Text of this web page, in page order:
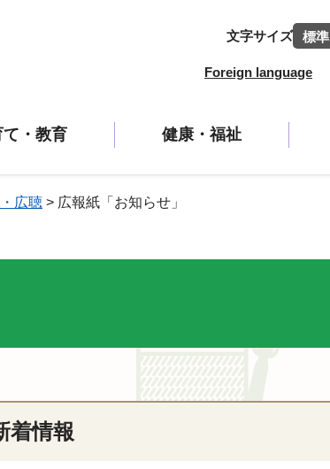
文字サイズ 標準
Foreign language
て・教育 健康・福祉
広聴 > 広報紙「お知らせ」
着情報